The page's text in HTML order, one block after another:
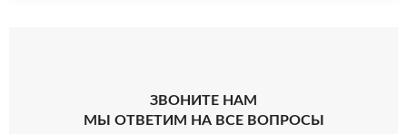
ЗВОНИТЕ НАМ
МЫ ОТВЕТИМ НА ВСЕ ВОПРОСЫ